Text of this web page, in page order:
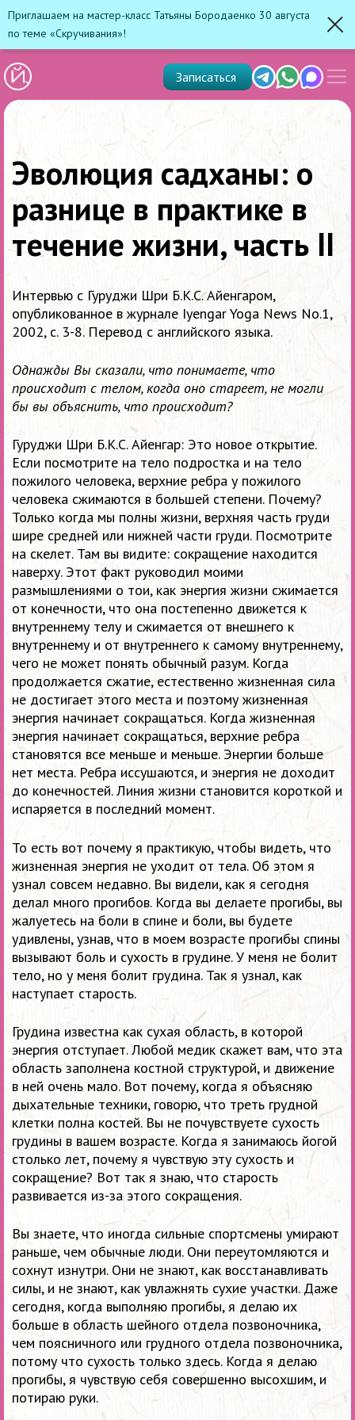
Приглашаем на мастер-класс Татьяны Бородаенко 30 августа
по теме «Скручивания»!
TelegramWhats'app
Max
Записаться
меню
Эволюция садханы: о
разнице в практике в
течение жизни, часть II
Интервью с Гуруджи Шри Б.К.С. Айенгаром,
опубликованное в журнале Iyengar Yoga News No.1,
2002, с. 3-8. Перевод с английского языка.
Однажды Вы сказали, что понимаете, что
происходит с телом, когда оно стареет, не могли
бы вы объяснить, что происходит?
Гуруджи Шри Б.К.С. Айенгар: Это новое открытие.
Если посмотрите на тело подростка и на тело
пожилого человека, верхние ребра у пожилого
человека сжимаются в большей степени. Почему?
Только когда мы полны жизни, верхняя часть груди
шире средней или нижней части груди. Посмотрите
на скелет. Там вы видите: сокращение находится
наверху. Этот факт руководил моими
размышлениями о тои, как энергия жизни сжимается
от конечности, что она постепенно движется к
внутреннему телу и сжимается от внешнего к
внутреннему и от внутреннего к самому внутреннему,
чего не может понять обычный разум. Когда
продолжается сжатие, естественно жизненная сила
не достигает этого места и поэтому жизненная
энергия начинает сокращаться. Когда жизненная
энергия начинает сокращаться, верхние ребра
становятся все меньше и меньше. Энергии больше
нет места. Ребра иссушаются, и энергия не доходит
до конечностей. Линия жизни становится короткой и
испаряется в последний момент.
То есть вот почему я практикую, чтобы видеть, что
жизненная энергия не уходит от тела. Об этом я
узнал совсем недавно. Вы видели, как я сегодня
делал много прогибов. Когда вы делаете прогибы, вы
жалуетесь на боли в спине и боли, вы будете
удивлены, узнав, что в моем возрасте прогибы спины
вызывают боль и сухость в грудине. У меня не болит
тело, но у меня болит грудина. Так я узнал, как
наступает старость.
Грудина известна как сухая область, в которой
энергия отступает. Любой медик скажет вам, что эта
область заполнена костной структурой, и движение
в ней очень мало. Вот почему, когда я объясняю
дыхательные техники, говорю, что треть грудной
клетки полна костей. Вы не почувствуете сухость
грудины в вашем возрасте. Когда я занимаюсь йогой
столько лет, почему я чувствую эту сухость и
сокращение? Вот так я знаю, что старость
развивается из-за этого сокращения.
Вы знаете, что иногда сильные спортсмены умирают
раньше, чем обычные люди. Они переутомляются и
сохнут изнутри. Они не знают, как восстанавливать
силы, и не знают, как увлажнять сухие участки. Даже
сегодня, когда выполняю прогибы, я делаю их
больше в область шейного отдела позвоночника,
чем поясничного или грудного отдела позвоночника,
потому что сухость только здесь. Когда я делаю
прогибы, я чувствую себя совершенно высохшим, и
потираю руки.